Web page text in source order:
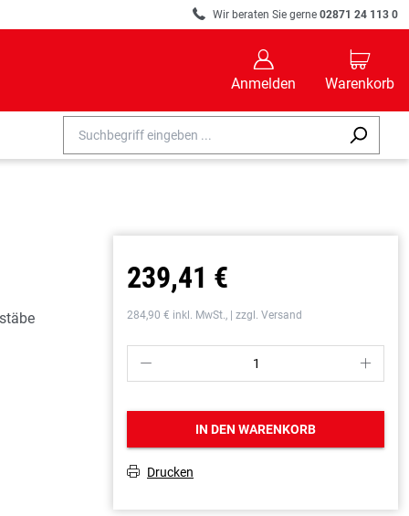
R Wir beraten Sie gerne 02871 24 113 0
B
Anmelden
C
Warenkorb
239,41 €
284,90 € inkl. MwSt., | zzgl. Versand
P S
IN DEN WARENKORB
T Drucken